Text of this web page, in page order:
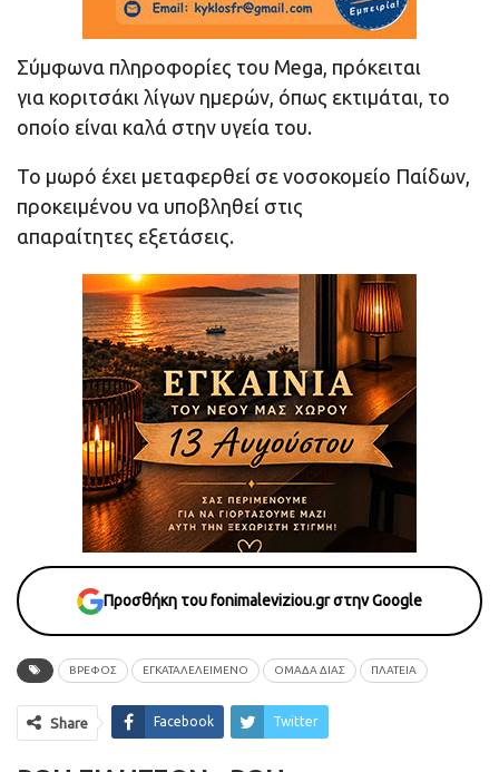
Σύμφωνα πληροφορίες του Mega, πρόκειται
για κοριτσάκι λίγων ημερών, όπως εκτιμάται, το
οποίο είναι καλά στην υγεία του.
Το μωρό έχει μεταφερθεί σε νοσοκομείο Παίδων,
προκειμένου να υποβληθεί στις
απαραίτητες εξετάσεις.
Προσθήκη του fonimaleviziou.gr στην Google
ΒΡΕΦΟΣ ΕΓΚΑΤΑΛΕΛΕΙΜΕΝΟ ΟΜΑΔΑ ΔΙΑΣ ΠΛΑΤΕΙΑ
Share Facebook Twitter